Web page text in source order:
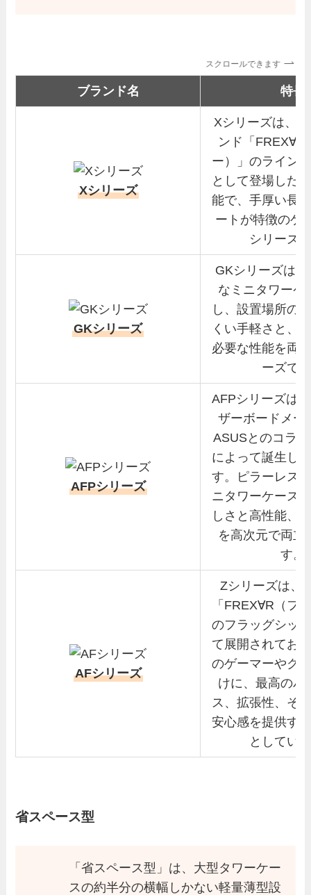
スクロールできます
ブランド名 特長
Xシリーズ
Xシリーズは、
ンド「FREX∀R
ー）」のライン
として登場した
能で、手厚い長
ートが特徴のゲ
シリーズ
GKシリーズ
GKシリーズは
なミニタワーケ
し、設置場所の
くい手軽さと、
必要な性能を両
ーズで
AFPシリーズ
AFPシリーズは
ザーボードメー
ASUSとのコラ
によって誕生し
す。ピラーレス
ニタワーケース
しさと高性能、
を高次元で両立
す。
AFシリーズ
Zシリーズは、
「FREX∀R（フ
のフラッグシッ
て展開されてお
のゲーマーやク
けに、最高のパ
ス、拡張性、そ
安心感を提供す
としてい
省スペース型
「省スペース型」は、大型タワーケー
スの約半分の横幅しかない軽量薄型設